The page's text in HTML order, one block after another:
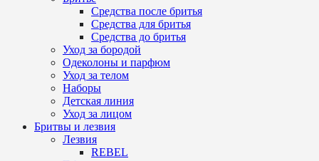
Средства после бритья
Средства для бритья
Средства до бритья
Уход за бородой
Одеколоны и парфюм
Уход за телом
Наборы
Детская линия
Уход за лицом
Бритвы и лезвия
Лезвия
REBEL